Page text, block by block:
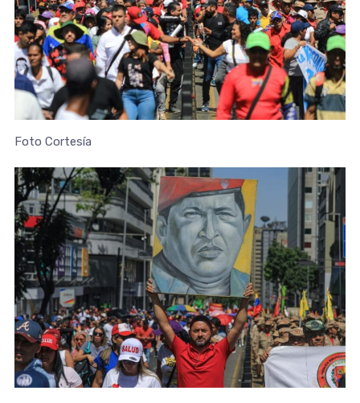
Foto Cortesía